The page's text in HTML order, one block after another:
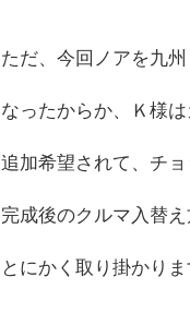
ただ、今回ノアを九
なったからか、Ｋ様
追加希望されて、チ
完成後のクルマ入替
とにかく取り掛かり